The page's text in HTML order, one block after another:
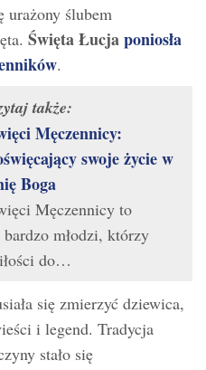
urażony ślubem
Święta Łucjaponiosła
.
także:
Męczennicy:
swoje życie w
Boga
Męczennicy to
młodzi, którzy
do…
się zmierzyć dziewica,
i legend. Tradycja
stało się